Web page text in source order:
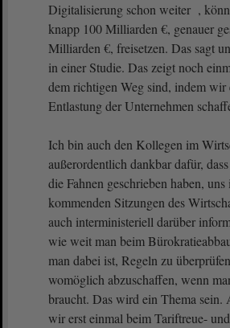
Digitalisierung schon weiter ,
knapp 100 Milliarden €, genauer
Milliarden €, freisetzen. Das sagt
in einer Studie. Das zeigt noch
dem richtigen Weg sind, indem wir
Entlastung der Unternehmen
Ich bin auch den Kollegen im
außerordentlich dankbar dafür,
die Fahnen geschrieben haben, uns
kommenden Sitzungen des
auch interministeriell darüber
wie weit man beim
man dabei ist, Regeln zu
womöglich abzuschaffen, wenn
braucht. Das wird ein Thema sein.
wir erst einmal beim Tariftreue- und